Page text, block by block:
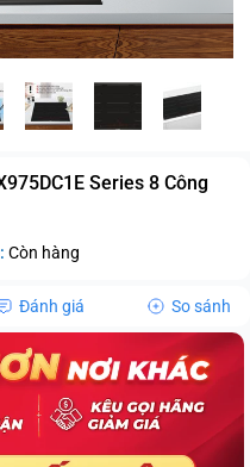
Series 8 Công
Còn hàng
Đánh giá So sánh